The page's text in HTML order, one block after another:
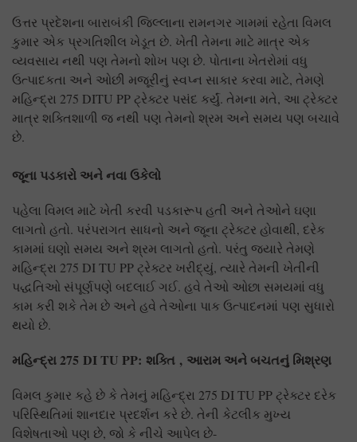
ઉત્તર પ્રદેશના બારાબંકી જિલ્લાના રામનગર ગામમાં રહેતા વિમલ
કુમાર એક પ્રગતિશીલ ખેડૂત છે. ખેતી તેમના માટે માત્ર એક
વ્યવસાય નથી પણ તેમનો શોખ પણ છે. પોતાના ખેતરોમાં વધુ
ઉત્પાદકતા અને ઓછી મજૂરીનું સ્વપ્ન સાકાર કરવા માટે, તેમણે
મહિન્દ્રા 275 DITU PP ટ્રેક્ટર પસંદ કર્યું. તેમના મતે, આ ટ્રેક્ટર
માત્ર શક્તિશાળી જ નથી પણ તેમનો શ્રમ અને સમય પણ બચાવે
છે.
જૂના પડકારો અને નવા ઉકેલો
પહેલા વિમલ માટે ખેતી કરવી પડકારૂપ હતી અને તેઓને ઘણા
લાગતો હતો. પરંપરાગત સાધનો અને જૂના ટ્રેક્ટર હોવાથી, દરેક
કામમાં ઘણો સમય અને શ્રમ લાગતો હતો. પરંતુ જ્યારે તેમણે
મહિન્દ્રા 275 DI TU PP ટ્રેક્ટર ખરીદ્યું, ત્યારે તેમની ખેતીની
પદ્ધતિઓ સંપૂર્ણપણે બદલાઈ ગઈ. હવે તેઓ ઓછા સમયમાં વધુ
કામ કરી શકે તેમ છે અને હવે તેઓના પાક ઉત્પાદનમાં પણ સુધારો
થયો છે.
મહિન્દ્રા275 DI TU PP: શક્તિ , આરામ અને બચતનું મિશ્રણ
વિમલ કુમાર કહે છે કે તેમનું મહિન્દ્રા 275 DI TU PP ટ્રેક્ટર દરેક
પરિસ્થિતિમાં શાનદાર પ્રદર્શન કરે છે. તેની કેટલીક મુખ્ય
વિશેષતાઓ પણ છે, જો કે નીચે આપેલ છે-